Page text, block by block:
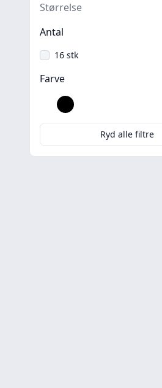
Størrelse
Antal
16 stk
Farve
HvidSort
Ryd alle filtre